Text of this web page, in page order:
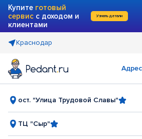
Купите готовый
сервис с доходом и
клиентами
Узнать детали
Краснодар
ост. "Улица Трудовой Славы"
ТЦ "Сыр"